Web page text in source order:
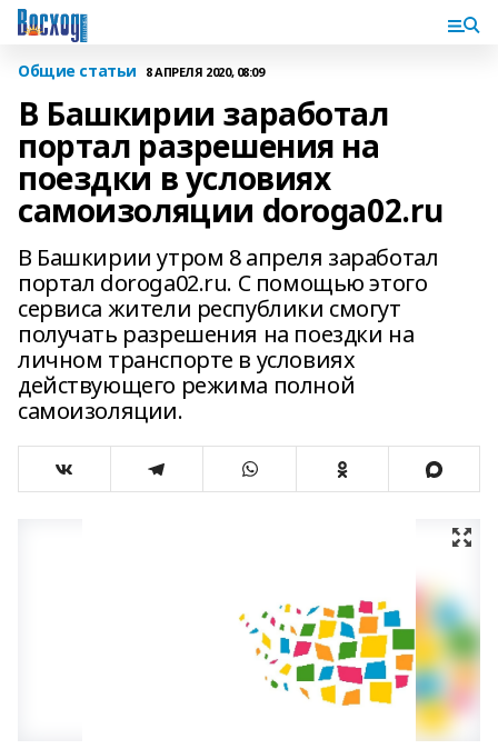
Общие статьи 8 АПРЕЛЯ 2020, 08:09
В Башкирии заработал
портал разрешения на
поездки в условиях
самоизоляции doroga02.ru
В Башкирии утром 8 апреля заработал
портал doroga02.ru. С помощью этого
сервиса жители республики смогут
получать разрешения на поездки на
личном транспорте в условиях
действующего режима полной
самоизоляции.